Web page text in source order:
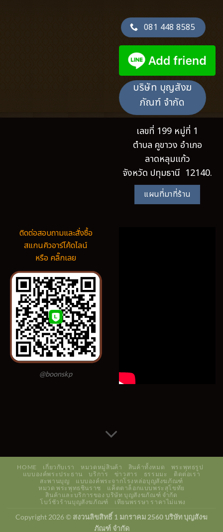
081 448 8585
บริษัท บุญสังฆ
ภัณฑ์ จำกัด
เลขที่ 199 หมู่ที่ 1
ตำบล คูขาวง อำเภอ
ลาดหลุมแก้ว
จังหวัด ปทุมธานี 12140.
แผนที่มาที่ร้าน
ติดต่อสอบถามและสั่งซื้อ
สแกนคิวอาร์โค้ดไลน์
หรือ คลิ๊กเลย
@boonskp
HOME เกี่ยวกับเรา หมวดหมู่สินค้า สินค้าทั้งหมด
พระพุทธรูป
แบบองค์พระประธาน
บริการ ข่าวสาร ธรรมมะ
ติดต่อเรา
สะพานบุญ
แบบองค์พระจากโรงหล่อบุญสังฆภัณฑ์
หมวด พระพุทธชินราช
แค็ตตาล็อกแบบพระสุโขทัย
สินค้าและบริการของ บริษัท บุญสังฆภัณฑ์ จำกัด
โบว์ชัวร้านบุญสังฆภัณฑ์
เทียนพรรษา ราคาไม่แพง
Copyright 2026 © สงวนลิขสิทธิ์ 1 มกราคม 2560 บริษัท บุญสังฆ
ภัณฑ์ จำกัด